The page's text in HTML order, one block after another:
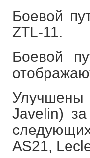
Боевой
ZTL-11.
Боевой
Улучшены
Javelin)
AS21,